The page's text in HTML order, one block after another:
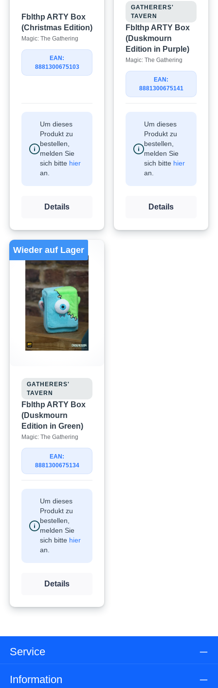
Fblthp ARTY Box
(Christmas Edition)
Magic: The Gathering
EAN:
8881300675103
Um dieses
Produkt zu
bestellen,
melden Sie
sich bitte hier
an.
Details
GATHERERS'
TAVERN
Fblthp ARTY Box
(Duskmourn
Edition in Purple)
Magic: The Gathering
EAN:
8881300675141
Um dieses
Produkt zu
bestellen,
melden Sie
sich bitte hier
an.
Details
Wieder auf Lager
GATHERERS'
TAVERN
Fblthp ARTY Box
(Duskmourn
Edition in Green)
Magic: The Gathering
EAN:
8881300675134
Um dieses
Produkt zu
bestellen,
melden Sie
sich bitte hier
an.
Details
Service
Information